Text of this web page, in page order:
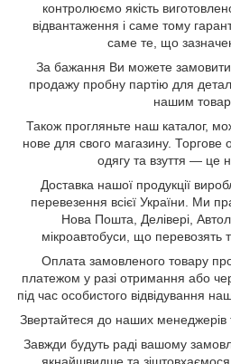
контролюємо якість
відвантаження і саме тому
саме те, що
За бажання Ви можете
продажу пробну партію для
нашим
Також прогляньте наш каталог,
нове для свого магазину. Торгове
одягу та взуття — це
Доставка нашої продукції
перевезення всієї України. Ми
Нова Пошта, Делівері,
мікроавтобуси, що перевозять
Оплата замовленого товару
платежом у разі отримання або
під час особистого відвідування
Звертайтеся до наших
Завжди будуть раді вашому